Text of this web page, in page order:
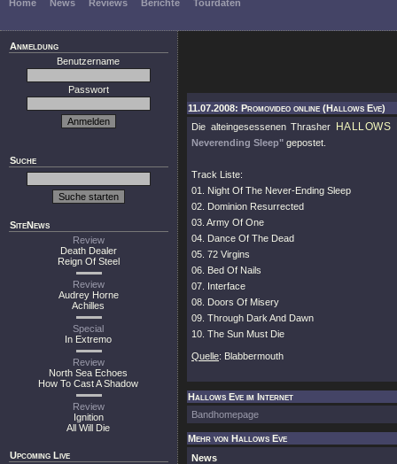
Home News Reviews Berichte Tourdaten
Anmeldung
Benutzername
Passwort
Suche
SiteNews
Review
Death Dealer
Reign Of Steel
Review
Audrey Horne
Achilles
Special
In Extremo
Review
North Sea Echoes
How To Cast A Shadow
Review
Ignition
All Will Die
Upcoming Live
11.07.2008: Promovideo online (Hallows Eve)
Die alteingesessenen Thrasher
HALLOWS
Neverending Sleep" gepostet.
Track Liste:
01. Night Of The Never-Ending Sleep
02. Dominion Resurrected
03. Army Of One
04. Dance Of The Dead
05. 72 Virgins
06. Bed Of Nails
07. Interface
08. Doors Of Misery
09. Through Dark And Dawn
10. The Sun Must Die
Quelle: Blabbermouth
Hallows Eve im Internet
Bandhomepage
Mehr von Hallows Eve
News